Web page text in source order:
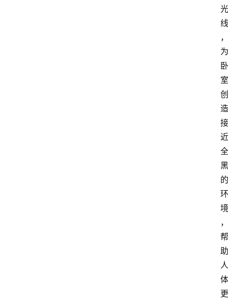
光
线
，
为
卧
室
创
造
接
近
全
黑
的
环
境
，
帮
助
人
体
更